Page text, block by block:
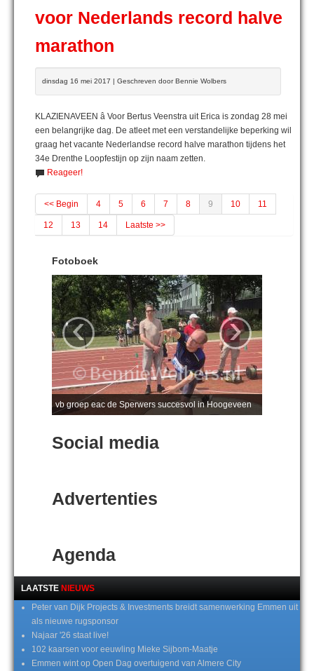
voor Nederlands record halve
marathon
dinsdag 16 mei 2017 | Geschreven door Bennie Wolbers
KLAZIENAVEEN â Voor Bertus Veenstra uit Erica is zondag 28 mei
een belangrijke dag. De atleet met een verstandelijke beperking wil
graag het vacante Nederlandse record halve marathon tijdens het
34e Drenthe Loopfestijn op zijn naam zetten.
Reageer!
<< Begin 4 5 6 7 8 9 10 11
12 13 14 Laatste >>
Fotoboek
vb groep eac de Sperwers succesvol in Hoogeveen
‹ ›
Social media
Advertenties
Agenda
LAATSTE NIEUWS
Peter van Dijk Projects & Investments breidt samenwerking Emmen uit
als nieuwe rugsponsor
Najaar '26 staat live!
102 kaarsen voor eeuwling Mieke Sijbom-Maatje
Emmen wint op Open Dag overtuigend van Almere City